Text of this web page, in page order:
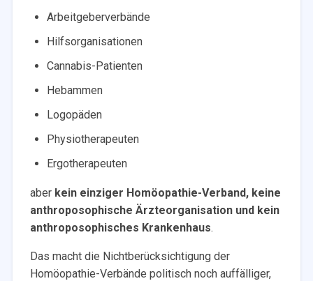
Arbeitgeberverbände
Hilfsorganisationen
Cannabis-Patienten
Hebammen
Logopäden
Physiotherapeuten
Ergotherapeuten
aber kein einziger Homöopathie-Verband, keine
anthroposophische Ärzteorganisation und kein
anthroposophisches Krankenhaus.
Das macht die Nichtberücksichtigung der
Homöopathie-Verbände politisch noch auffälliger,